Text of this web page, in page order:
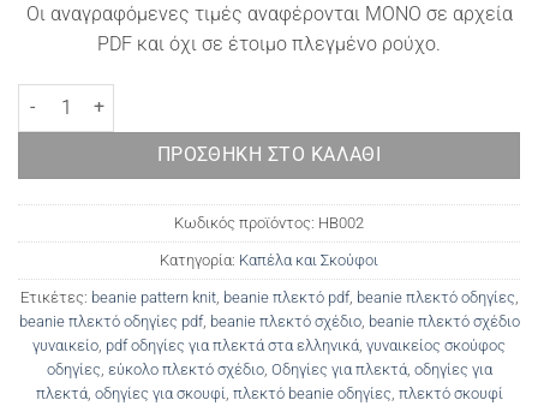
Οι αναγραφόμενες τιμές αναφέρονται ΜΟΝΟ σε αρχεία
PDF και όχι σε έτοιμο πλεγμένο ρούχο.
Πλεκτός σκούφος για αρχάριους Breeze ποσότητα
ΠΡΟΣΘΉΚΗ ΣΤΟ ΚΑΛΆΘΙ
Κωδικός προϊόντος: HB002
Κατηγορία: Καπέλα και Σκούφοι
Ετικέτες: beanie pattern knit, beanie πλεκτό pdf, beanie πλεκτό οδηγίες,
beanie πλεκτό οδηγίες pdf, beanie πλεκτό σχέδιο, beanie πλεκτό σχέδιο
γυναικείο pdf οδηγίες για πλεκτά στα ελληνικά γυναικείος σκούφος
οδηγίες, εύκολο πλεκτό σχέδιο, Οδηγίες για πλεκτά, οδηγίες για
πλεκτά, οδηγίες για σκουφί πλεκτό beanie οδηγίες, πλεκτό σκουφί